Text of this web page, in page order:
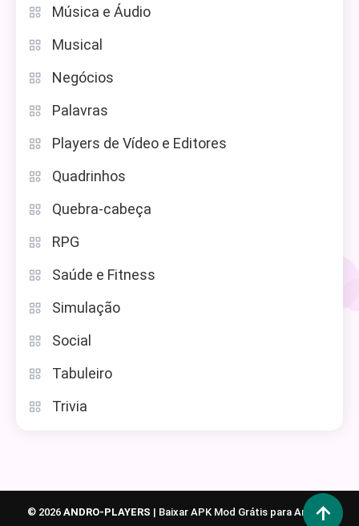
Música e Áudio
Musical
Negócios
Palavras
Players de Vídeo e Editores
Quadrinhos
Quebra-cabeça
RPG
Saúde e Fitness
Simulação
Social
Tabuleiro
Trivia
© 2026 ANDRO-PLAYERS | Baixar APK Mod Grátis para Android